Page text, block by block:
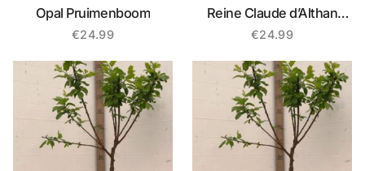
Opal Pruimenboom
€24.99
Reine Claude d’Althan
Pruimenboom
€24.99